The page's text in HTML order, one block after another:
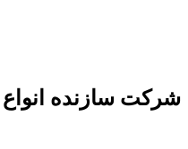
شرکت سازنده انواع